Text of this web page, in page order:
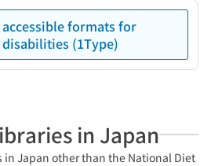
formats for
(1Type)
in Japan
in Japan other than the National Diet